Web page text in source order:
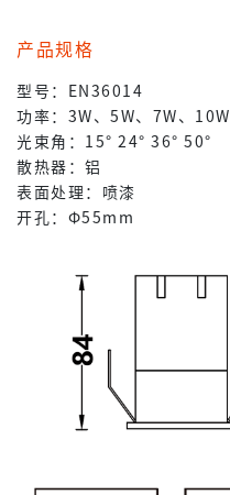
产品规格
型号：EN36014
功率：3W、5W、7W、10W
光束角：15° 24° 36° 50°
散热器：铝
表面处理：喷漆
开孔：Φ55mm